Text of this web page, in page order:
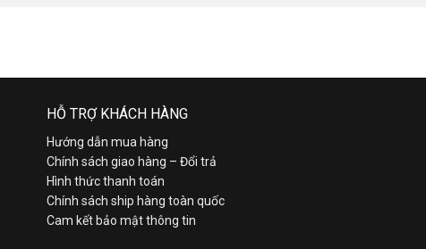
HỖ TRỢ KHÁCH HÀNG
Hướng dẫn mua hàng
Chính sách giao hàng – Đổi trả
Hình thức thanh toán
Chính sách ship hàng toàn quốc
Cam kết bảo mật thông tin